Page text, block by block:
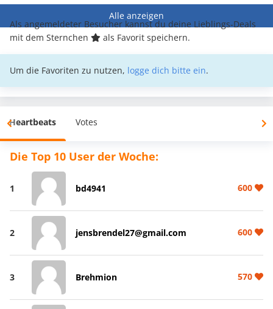
Alle anzeigen
Als angemeldeter Besucher kannst du deine Lieblings-Deals
mit dem Sternchen
als Favorit speichern.
Um die Favoriten zu nutzen, logge dich bitte ein.
Heartbeats Votes
Die Top 10 User der Woche:
1 bd4941 600
2 jensbrendel27@gmail.com 600
3 Brehmion 570